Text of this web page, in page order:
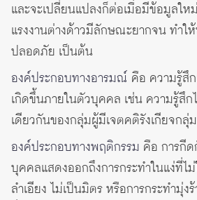
และจะเปลี่ยนแปลงก็ต่อเมื่อมีข้อมูลให
แรงงานต่างด้าวมีลักษณะยากจน ทำใ
ปลอดภัย เป็นต้น
องค์ประกอบทางอารมณ์ คือ ความรู้สึ
เกิดขึ้นภายในตัวบุคคล เช่น ความรู้สึ
เดียวกันของกลุ่มผู้มีเจตคติรังเกียจกลุ่
องค์ประกอบทางพฤติกรรม คือ การกี
บุคคลแสดงออกถึงการกระทำในแง่ที่ไ
ลำเอียง ไม่เป็นมิตร หรือการกระทำมุ่